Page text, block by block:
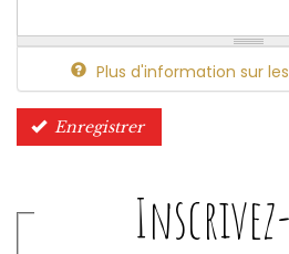
Plus d'information sur
Enregistrer